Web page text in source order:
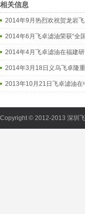
相关信息
2014年9月热烈欢祝贺龙岩
2014年6月飞卓滤油荣获“全
2014年4月飞卓滤油在福建
2014年3月18日义乌飞卓隆
2013年10月21日飞卓滤油
Copyright © 2012-2013 深圳